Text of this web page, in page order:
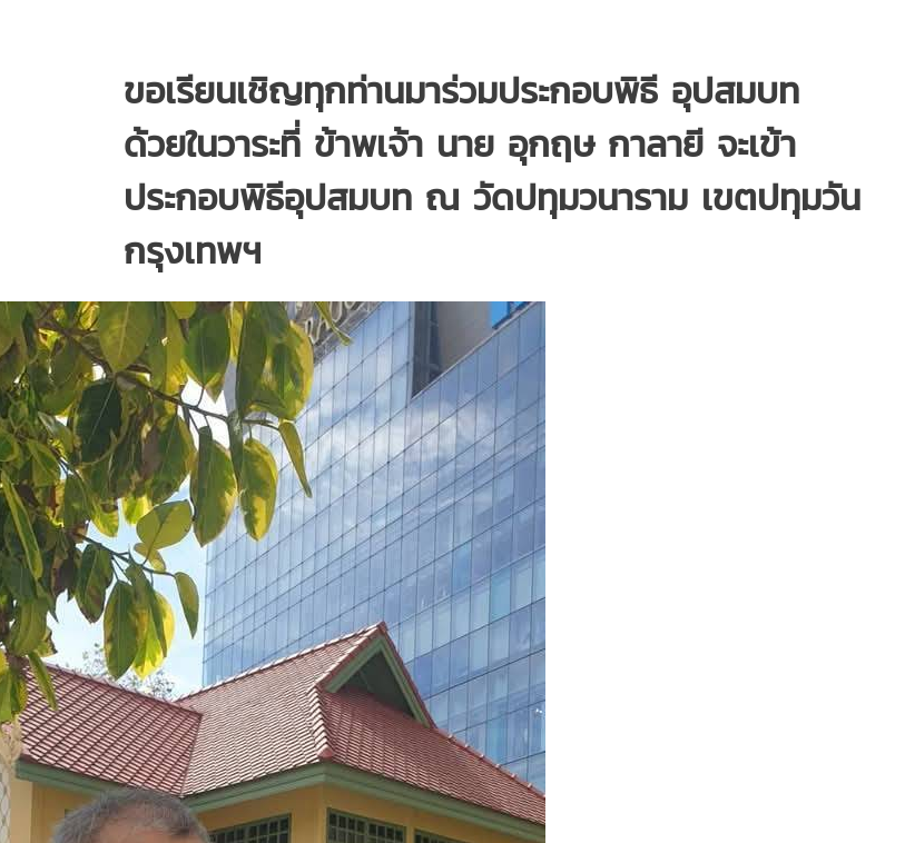
ขอเรียนเชิญทุกท่านมาร่วมประกอบพิธี อุปสมบท
ด้วยในวาระที่ ข้าพเจ้า นาย อุกฤษ กาลายี จะเข้า
ประกอบพิธีอุปสมบท ณ วัดปทุมวนาราม เขตปทุมวัน
กรุงเทพฯ